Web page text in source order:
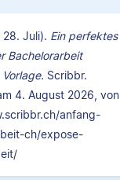
28. Juli). Ein perfektes
Bachelorarbeit
Scribbr.
4. August 2026, von
anfang-
ch/expose-